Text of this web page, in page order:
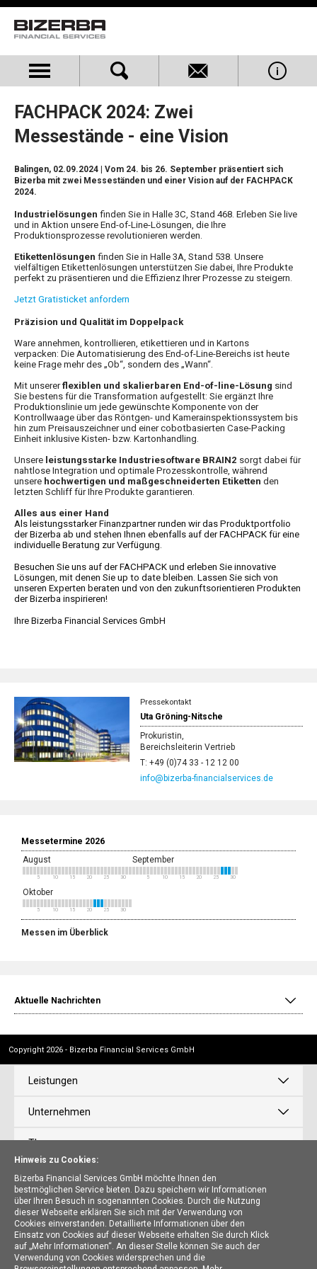
FACHPACK 2024: Zwei
Messestände - eine Vision
Balingen, 02.09.2024 | Vom 24. bis 26. September präsentiert sich
Bizerba mit zwei Messeständen und einer Vision auf der FACHPACK
2024.
Industrielösungen finden Sie in Halle 3C, Stand 468. Erleben Sie live
und in Aktion unsere End-of-Line-Lösungen, die Ihre
Produktionsprozesse revolutionieren werden.
Etikettenlösungen finden Sie in Halle 3A, Stand 538. Unsere
vielfältigen Etikettenlösungen unterstützen Sie dabei, Ihre Produkte
perfekt zu präsentieren und die Effizienz Ihrer Prozesse zu steigern.
Jetzt Gratisticket anfordern
Präzision und Qualität im Doppelpack
Ware annehmen, kontrollieren, etikettieren und in Kartons
verpacken: Die Automatisierung des End-of-Line-Bereichs ist heute
keine Frage mehr des „Ob“, sondern des „Wann“.
Mit unsererflexiblen und skalierbaren End-of-line-Lösung sind
Sie bestens für die Transformation aufgestellt: Sie ergänzt Ihre
Produktionslinie um jede gewünschte Komponente von der
Kontrollwaage über das Röntgen- und Kamerainspektionssystem bis
hin zum Preisauszeichner und einer cobotbasierten Case-Packing
Einheit inklusive Kisten- bzw. Kartonhandling.
Unsere leistungsstarke Industriesoftware BRAIN2 sorgt dabei für
nahtlose Integration und optimale Prozesskontrolle, während
unsere hochwertigen und maßgeschneiderten Etiketten den
letzten Schliff für Ihre Produkte garantieren.
Alles aus einer Hand
Als leistungsstarker Finanzpartner runden wir das Produktportfolio
der Bizerba ab und stehen Ihnen ebenfalls auf der FACHPACK für eine
individuelle Beratung zur Verfügung.
Besuchen Sie uns auf der FACHPACK und erleben Sie innovative
Lösungen, mit denen Sie up to date bleiben. Lassen Sie sich von
unseren Experten beraten und von den zukunftsorientieren Produkten
der Bizerba inspirieren!
Ihre Bizerba Financial Services GmbH
Pressekontakt
Uta Gröning-Nitsche
Prokuristin,
Bereichsleiterin Vertrieb
T: +49 (0)74 33 - 12 12 00
info@bizerba-financialservices.de
Messetermine 2026
August
5 10 15 20 25 30
September
5 10 15 20 25 30
Oktober
5 10 15 20 25 30
Messen im Überblick
Aktuelle Nachrichten
Copyright 2026 - Bizerba Financial Services GmbH
Leistungen
Unternehmen
Themen
News
Karriere
Bizerba Financial Services GmbH
Hinweis zu Cookies:
Bizerba Financial Services GmbH möchte Ihnen den
bestmöglichen Service bieten. Dazu speichern wir Informationen
über Ihren Besuch in sogenannten Cookies. Durch die Nutzung
dieser Webseite erklären Sie sich mit der Verwendung von
Cookies einverstanden. Detaillierte Informationen über den
Einsatz von Cookies auf dieser Webseite erhalten Sie durch Klick
auf „Mehr Informationen“. An dieser Stelle können Sie auch der
Verwendung von Cookies widersprechen und die